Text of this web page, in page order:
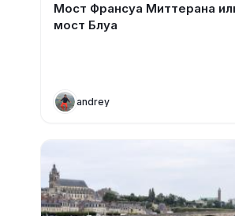
Мост Франсуа Миттерана
мост Блуа
andrey